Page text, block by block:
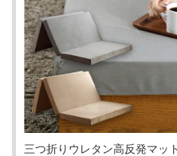
三つ折りウレタン高反発マッ